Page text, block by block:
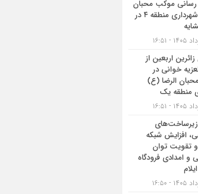
موکب محبان
الرضای شهرداری منطقه ۴ در
اربعین از
خوانی در
الرضا (ع)
منطقه یک
افزایش شبکه
تقویت توان
و امدادی فرودگاه